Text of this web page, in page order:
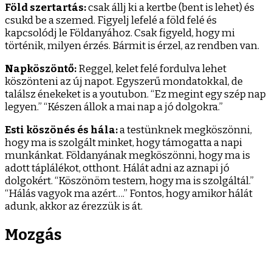
Föld szertartás:csak állj ki a kertbe (bent is lehet) és
csukd be a szemed. Figyelj lefelé a föld felé és
kapcsolódj le Földanyához. Csak figyeld, hogy mi
történik, milyen érzés. Bármit is érzel, az rendben van.
Napköszöntő:Reggel, kelet felé fordulva lehet
köszönteni az új napot. Egyszerű mondatokkal, de
találsz énekeket is a youtubon. “Ez megint egy szép nap
legyen.” “Készen állok a mai nap a jó dolgokra.”
Esti köszönés és hála:a testünknek megköszönni,
hogy ma is szolgált minket, hogy támogatta a napi
munkánkat. Földanyának megköszönni, hogy ma is
adott táplálékot, otthont. Hálát adni az aznapi jó
dolgokért. “Köszönöm testem, hogy ma is szolgáltál.”
“Hálás vagyok ma azért….” Fontos, hogy amikor hálát
adunk, akkor az érezzük is át.
Mozgás